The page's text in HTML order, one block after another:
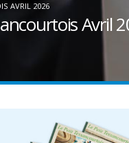
AVRIL 2026
Avril